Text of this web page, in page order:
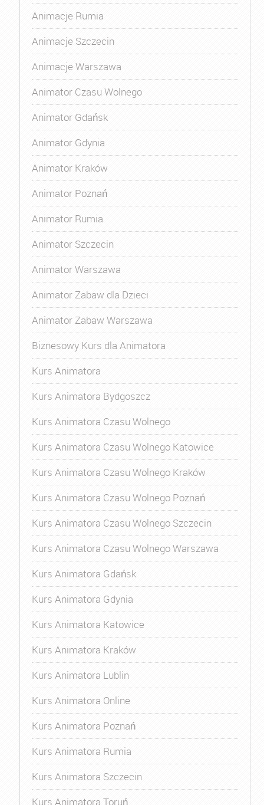
Animacje Rumia
Animacje Szczecin
Animacje Warszawa
Animator Czasu Wolnego
Animator Gdańsk
Animator Gdynia
Animator Kraków
Animator Poznań
Animator Rumia
Animator Szczecin
Animator Warszawa
Animator Zabaw dla Dzieci
Animator Zabaw Warszawa
Biznesowy Kurs dla Animatora
Kurs Animatora
Kurs Animatora Bydgoszcz
Kurs Animatora Czasu Wolnego
Kurs Animatora Czasu Wolnego Katowice
Kurs Animatora Czasu Wolnego Kraków
Kurs Animatora Czasu Wolnego Poznań
Kurs Animatora Czasu Wolnego Szczecin
Kurs Animatora Czasu Wolnego Warszawa
Kurs Animatora Gdańsk
Kurs Animatora Gdynia
Kurs Animatora Katowice
Kurs Animatora Kraków
Kurs Animatora Lublin
Kurs Animatora Online
Kurs Animatora Poznań
Kurs Animatora Rumia
Kurs Animatora Szczecin
Kurs Animatora Toruń